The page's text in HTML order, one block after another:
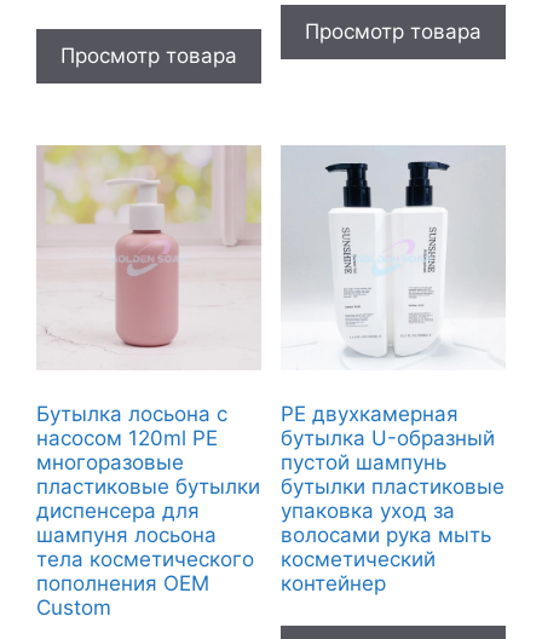
Просмотр товара
Просмотр товара
Бутылка лосьона с
насосом 120ml PE
многоразовые
пластиковые бутылки
диспенсера для
шампуня лосьона
тела косметического
пополнения OEM
Custom
PE двухкамерная
бутылка U-образный
пустой шампунь
бутылки пластиковые
упаковка уход за
волосами рука мыть
косметический
контейнер